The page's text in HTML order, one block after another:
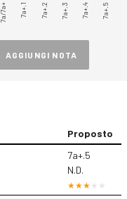
7a/7a+ 7a+.1 7a+.2 7a+.3 7a+.4 7a+.5
AGGIUNGI NOTA
Proposto
7a+.5
N.D.